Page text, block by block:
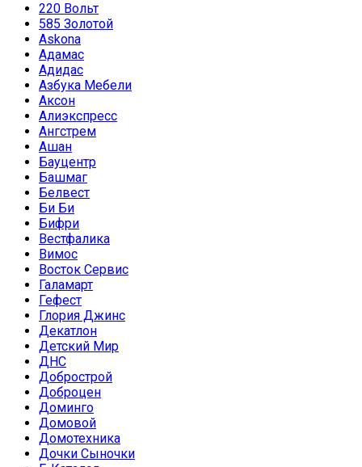
220 Вольт
585 Золотой
Askona
Адамас
Адидас
Азбука Мебели
Аксон
Алиэкспресс
Ангстрем
Ашан
Бауцентр
Башмаг
Белвест
Би Би
Бифри
Вестфалика
Вимос
Восток Сервис
Галамарт
Гефест
Глория Джинс
Декатлон
Детский Мир
ДНС
Добрострой
Доброцен
Доминго
Домовой
Домотехника
Дочки Сыночки